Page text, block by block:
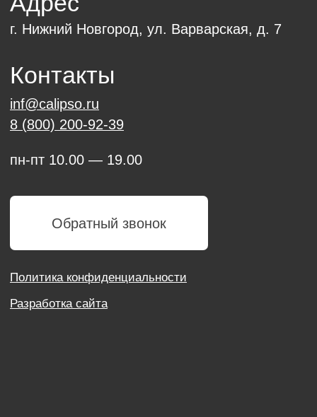
inf@calipso.ru
8 (800) 200-92-39
Обратный звонок
Разработка сайта